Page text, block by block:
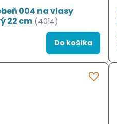
004 na vlasy
22 cm (4014)
Do košíka